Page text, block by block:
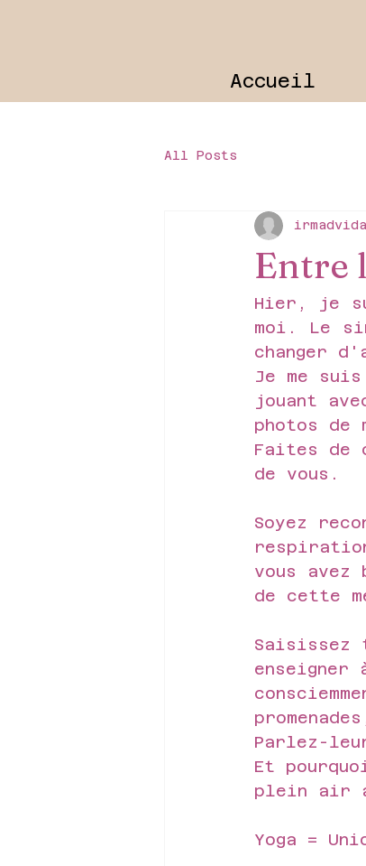
Accueil
All Posts
Entre
Hier, je
moi. Le
changer
Je me
jouant
photos de
Faites de
de vous.
Soyez
vous
de cette
Saisissez
enseigner
Parlez-
Et
plein air
Yoga =